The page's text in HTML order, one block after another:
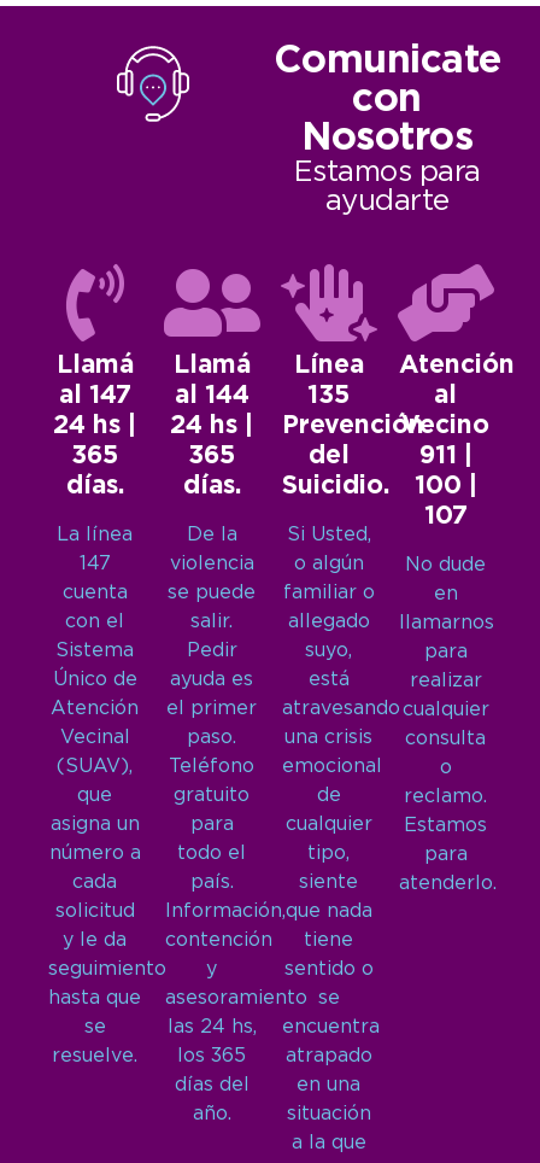
Comunicate
con
Nosotros
Estamos para
ayudarte
Llamá
al 147
24 hs |
365
días.
La línea
147
cuenta
con el
Sistema
Único de
Atención
Vecinal
(SUAV),
que
asigna un
número a
cada
solicitud
y le da
seguimiento
hasta que
se
resuelve.
Llamá
al 144
24 hs |
365
días.
De la
violencia
se puede
salir.
Pedir
ayuda es
el primer
paso.
Teléfono
gratuito
para
todo el
país.
Información,
contención
y
asesoramiento
las 24 hs,
los 365
días del
año.
Línea
135
Prevención
del
Suicidio.
Si Usted,
o algún
familiar o
allegado
suyo,
está
atravesando
una crisis
emocional
de
cualquier
tipo,
siente
que nada
tiene
sentido o
se
encuentra
atrapado
en una
situación
a la que
Atención
al
Vecino
911 |
100 |
107
No dude
en
llamarnos
para
realizar
cualquier
consulta
o
reclamo.
Estamos
para
atenderlo.